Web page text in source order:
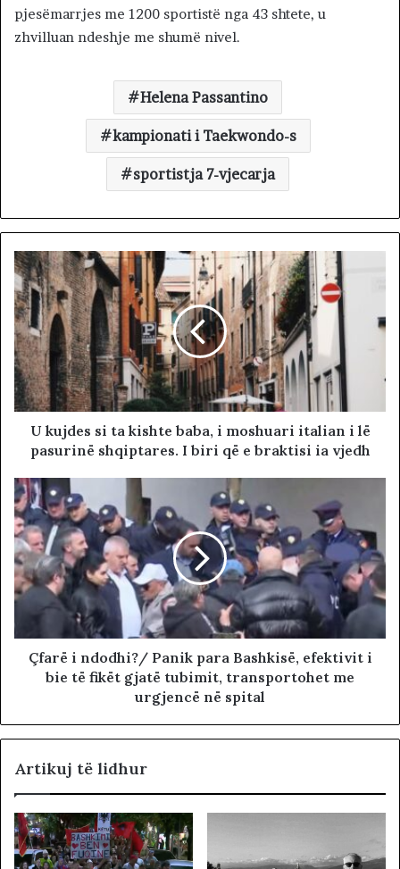
pjesëmarrjes me 1200 sportistë nga 43 shtete, u
zhvilluan ndeshje me shumë nivel.
Helena Passantino
kampionati i Taekwondo-s
sportistja 7-vjecarja
U kujdes si ta kishte baba, i moshuari italian i lë
pasurinë shqiptares. I biri që e braktisi ia vjedh
Çfarë i ndodhi?/ Panik para Bashkisë, efektivit i
bie të fikët gjatë tubimit, transportohet me
urgjencë në spital
Artikuj të lidhur